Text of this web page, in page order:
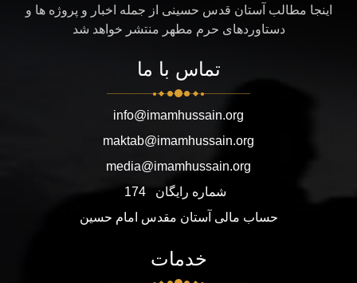
اینجا مطالب آستان قدس حسینی از جمله اخبار و پروژه ها و
دستاوردهای حرم مطهر منتشر خواهد شد
تماس با ما
info@imamhussain.org
maktab@imamhussain.org
media@imamhussain.org
شماره رایگان
174
حساب مالی آستان مقدس امام حسین
خدمات